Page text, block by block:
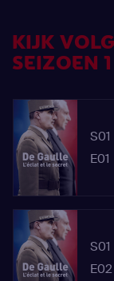
KIJK
SEIZOEN 1
S01
E01
S01
E02